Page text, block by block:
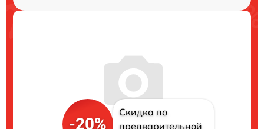
-20%
Скидка по
предварительной